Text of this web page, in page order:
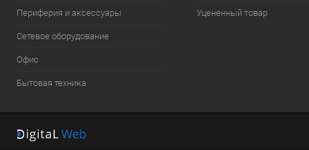
Периферия и аксессуары
Сетевое оборудование
Офис
Бытовая техника
Уцененный товар